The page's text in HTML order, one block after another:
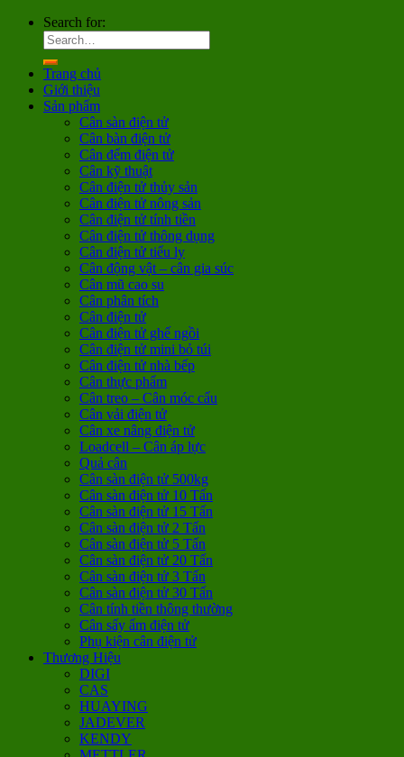
Search for:
Trang chủ
Giới thiệu
Sản phẩm
Cân sàn điện tử
Cân bàn điện tử
Cân đếm điện tử
Cân kỹ thuật
Cân điện tử thủy sản
Cân điện tử nông sản
Cân điện tử tính tiền
Cân điện tử thông dụng
Cân điện tử tiểu ly
Cân động vật – cân gia súc
Cân mũ cao su
Cân phân tích
Cân điện tử
Cân điện tử ghế ngồi
Cân điện tử mini bỏ túi
Cân điện tử nhà bếp
Cân thực phẩm
Cân treo – Cân móc cẩu
Cân vải điện tử
Cân xe nâng điện tử
Loadcell – Cân áp lực
Quả cân
Cân sàn điện tử 500kg
Cân sàn điện tử 10 Tấn
Cân sàn điện tử 15 Tấn
Cân sàn điện tử 2 Tấn
Cân sàn điện tử 5 Tấn
Cân sàn điện tử 20 Tấn
Cân sàn điện tử 3 Tấn
Cân sàn điện tử 30 Tấn
Cân tính tiền thông thường
Cân sấy ẩm điện tử
Phụ kiện cân điện tử
Thương Hiệu
DIGI
CAS
HUAYING
JADEVER
KENDY